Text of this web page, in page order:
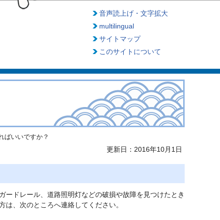
音声読上げ・文字拡大
multilingual
サイトマップ
このサイトについて
ばいいですか？
更新日：2016年10月1日
ドレール、道路照明灯などの破損や故障を見つけたとき
、次のところへ連絡してください。